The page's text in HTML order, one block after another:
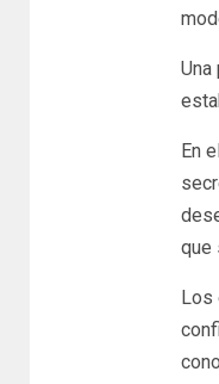
Una
En
que
Los